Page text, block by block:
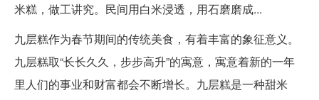
米糕，做工讲究。民间用白米浸透，用石磨磨成...
九层糕作为春节期间的传统美食，有着丰富的象征意义。
九层糕取“长长久久，步步高升”的寓意，寓意着新的一年
里人们的事业和财富都会不断增长。九层糕是一种甜米